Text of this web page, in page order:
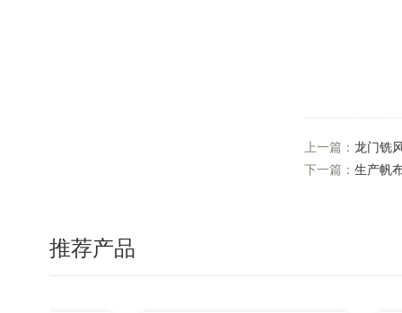
上一篇： 龙门铣
下一篇： 生产帆
推荐产品